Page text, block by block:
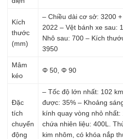
Kích
thước
(mm)
– Chiều dài cơ sở: 3200
2022 – Vệt bánh xe sau:
Nhô sau: 700 – Kích
3950
Mâm
kéo
Φ 50, Φ 90
Đặc
tích
chuyển
động
– Tốc độ lớn nhất: 102
được: 35% – Khoảng
kính quay vòng nhỏ
chứa nhiên liệu: 400L.
kim nhôm, có khóa nắp